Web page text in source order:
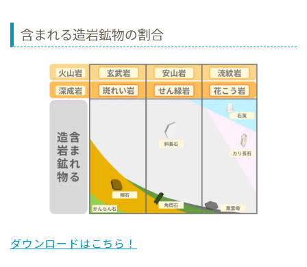
含まれる造岩鉱物の割合
ダウンロードはこちら！